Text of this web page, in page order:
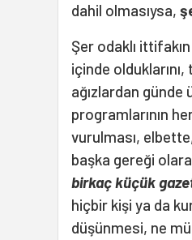
dahil olmasıysa,
Şer odaklı ittifakın
içinde
ağızlardan günde
programlarının
vurulması,
başka gereği
birkaç küçük
hiçbir kişi ya da
düşünmesi, ne